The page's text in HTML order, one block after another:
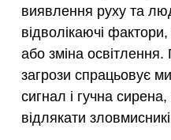
виявлення руху та
відволікаючі
або зміна
загрози спрацьовує
сигнал і гучна
відлякати